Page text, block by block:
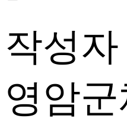
작성자
영암군